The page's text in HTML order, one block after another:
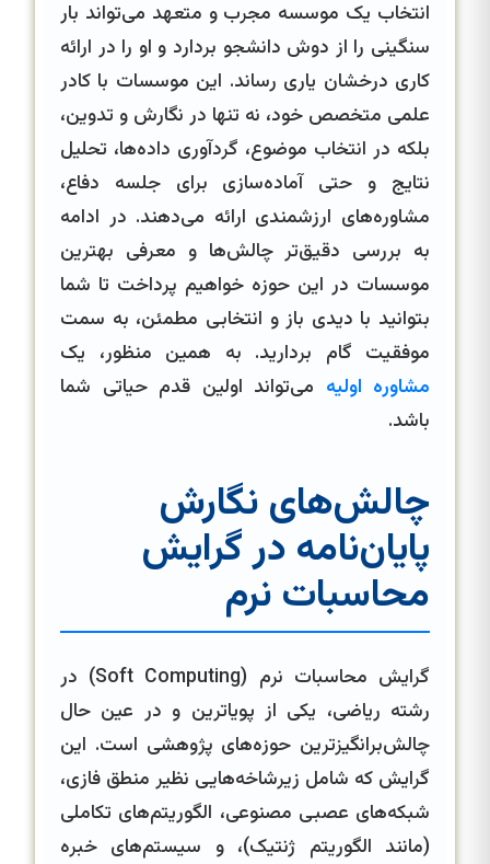
انتخاب یک موسسه مجرب و متعهد می‌تواند بار
سنگینی را از دوش دانشجو بردارد و او را در ارائه
کاری درخشان یاری رساند. این موسسات با کادر
علمی متخصص خود، نه تنها در نگارش و تدوین،
بلکه در انتخاب موضوع، گردآوری داده‌ها، تحلیل
نتایج و حتی آماده‌سازی برای جلسه دفاع،
مشاوره‌های ارزشمندی ارائه می‌دهند. در ادامه
به بررسی دقیق‌تر چالش‌ها و معرفی بهترین
موسسات در این حوزه خواهیم پرداخت تا شما
بتوانید با دیدی باز و انتخابی مطمئن، به سمت
موفقیت گام بردارید. به همین منظور، یک
مشاوره اولیه می‌تواند اولین قدم حیاتی شما
باشد.
چالش‌های نگارش
پایان‌نامه در گرایش
محاسبات نرم
گرایش محاسبات نرم (Soft Computing) در
رشته ریاضی، یکی از پویاترین و در عین حال
چالش‌برانگیزترین حوزه‌های پژوهشی است. این
گرایش که شامل زیرشاخه‌هایی نظیر منطق فازی،
شبکه‌های عصبی مصنوعی، الگوریتم‌های تکاملی
(مانند الگوریتم ژنتیک)، و سیستم‌های خبره